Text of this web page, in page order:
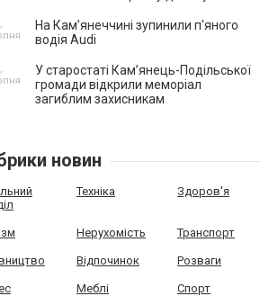
На Камʼянеччині зупинили п'яного
водія Audi
У старостаті Кам’янець-Подільської
громади відкрили меморіал
загиблим захисникам
новин
Техніка Здоров'я
Нерухомість Транспорт
Відпочинок Розваги
Меблі Спорт